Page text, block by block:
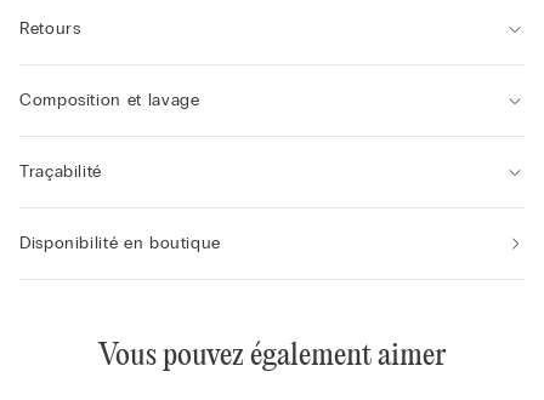
Retours
Composition et lavage
Traçabilité
Disponibilité en boutique
Vous pouvez également aimer